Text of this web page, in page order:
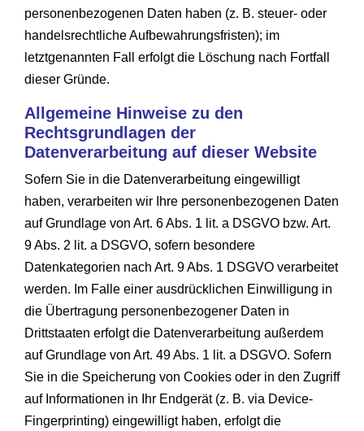
personenbezogenen Daten haben (z. B. steuer- oder
handelsrechtliche Aufbewahrungsfristen); im
letztgenannten Fall erfolgt die Löschung nach Fortfall
dieser Gründe.
Allgemeine Hinweise zu den
Rechtsgrundlagen der
Datenverarbeitung auf dieser Website
Sofern Sie in die Datenverarbeitung eingewilligt
haben, verarbeiten wir Ihre personenbezogenen Daten
auf Grundlage von Art. 6 Abs. 1 lit. a DSGVO bzw. Art.
9 Abs. 2 lit. a DSGVO, sofern besondere
Datenkategorien nach Art. 9 Abs. 1 DSGVO verarbeitet
werden. Im Falle einer ausdrücklichen Einwilligung in
die Übertragung personenbezogener Daten in
Drittstaaten erfolgt die Datenverarbeitung außerdem
auf Grundlage von Art. 49 Abs. 1 lit. a DSGVO. Sofern
Sie in die Speicherung von Cookies oder in den Zugriff
auf Informationen in Ihr Endgerät (z. B. via Device-
Fingerprinting) eingewilligt haben, erfolgt die